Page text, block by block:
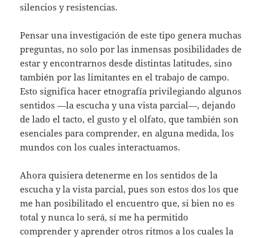
silencios y resistencias.
Pensar una investigación de este tipo genera muchas
preguntas, no solo por las inmensas posibilidades de
estar y encontrarnos desde distintas latitudes, sino
también por las limitantes en el trabajo de campo.
Esto significa hacer etnografía privilegiando algunos
sentidos —la escucha y una vista parcial—, dejando
de lado el tacto, el gusto y el olfato, que también son
esenciales para comprender, en alguna medida, los
mundos con los cuales interactuamos.
Ahora quisiera detenerme en los sentidos de la
escucha y la vista parcial, pues son estos dos los que
me han posibilitado el encuentro que, si bien no es
total y nunca lo será, sí me ha permitido
comprender y aprender otros ritmos a los cuales la